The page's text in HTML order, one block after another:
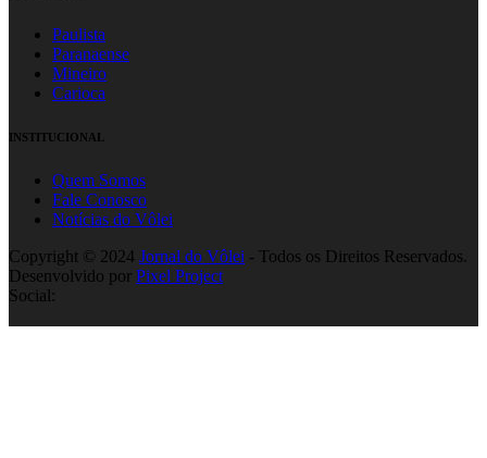
Paulista
Paranaense
Mineiro
Carioca
INSTITUCIONAL
Quem Somos
Fale Conosco
Notícias do Vôlei
Copyright © 2024 Jornal do Vôlei - Todos os Direitos Reservados.
Desenvolvido por Pixel Project
Social: